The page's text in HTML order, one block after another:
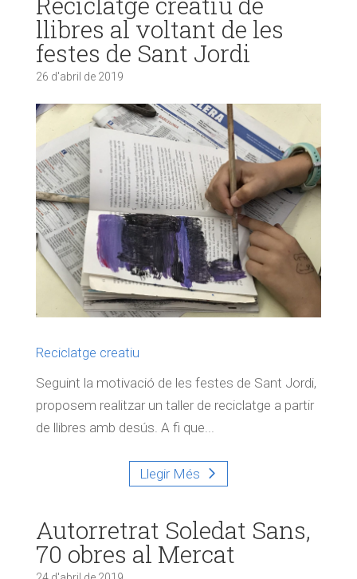
llibres al voltant de les
festes de Sant Jordi
26 d'abril de 2019
Reciclatge creatiu
Seguint la motivació de les festes de Sant Jordi,
proposem realitzar un taller de reciclatge a partir
de llibres amb desús. A fi que...
Llegir Més
Autorretrat Soledat Sans,
70 obres al Mercat